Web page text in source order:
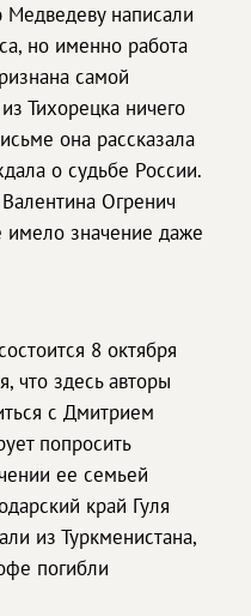
написали
но именно работа
самой
Тихорецка ничего
она рассказала
о судьбе России.
Огренич
имело значение даже
8 октября
что здесь авторы
с Дмитрием
попросить
ее семьей
край Гуля
из Туркменистана,
погибли